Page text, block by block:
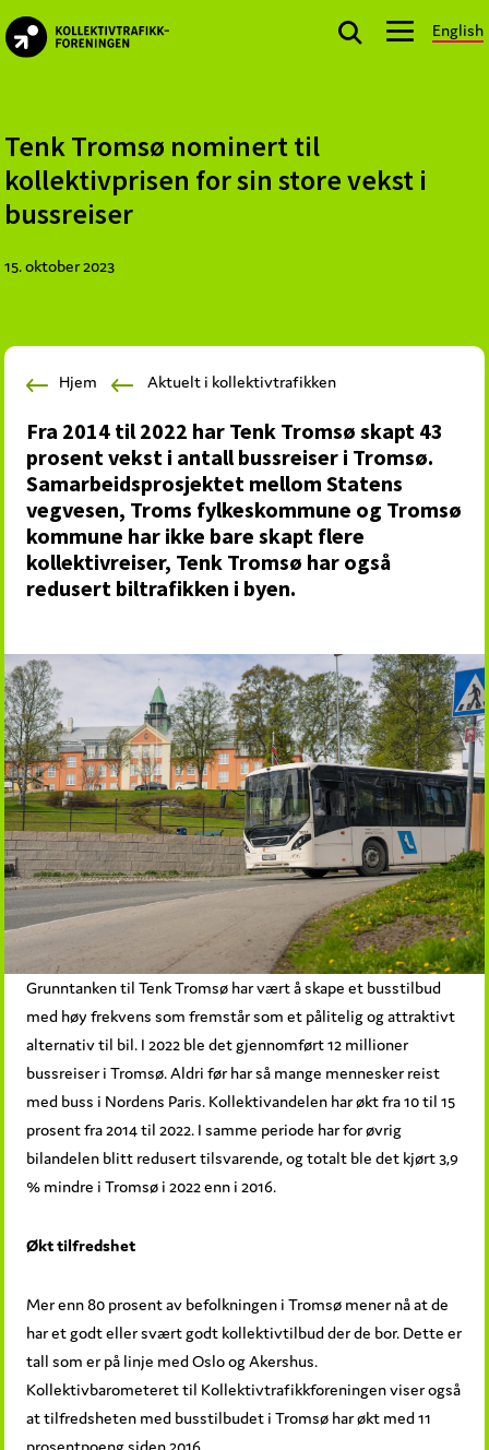
Skip
to
Skip
to
Skip
to
English
offentlige
aktører
som
kjøper
kollektivtrafikk-
Tenk Tromsø nominert til
kollektivprisen for sin store vekst i
bussreiser
15. oktober 2023
Hjem Aktuelt i kollektivtrafikken
Fra 2014 til 2022 har Tenk Tromsø skapt 43
prosent vekst i antall bussreiser i Tromsø.
Samarbeidsprosjektet mellom Statens
vegvesen, Troms fylkeskommune og Tromsø
kommune har ikke bare skapt flere
kollektivreiser, Tenk Tromsø har også
redusert biltrafikken i byen.
Grunntanken til Tenk Tromsø har vært å skape et busstilbud
med høy frekvens som fremstår som et pålitelig og attraktivt
alternativ til bil. I 2022 ble det gjennomført 12 millioner
bussreiser i Tromsø. Aldri før har så mange mennesker reist
med buss i Nordens Paris. Kollektivandelen har økt fra 10 til 15
prosent fra 2014 til 2022. I samme periode har for øvrig
bilandelen blitt redusert tilsvarende, og totalt ble det kjørt 3,9
% mindre i Tromsø i 2022 enn i 2016.
Økt tilfredshet
Mer enn 80 prosent av befolkningen i Tromsø mener nå at de
har et godt eller svært godt kollektivtilbud der de bor. Dette er
tall som er på linje med Oslo og Akershus.
Kollektivbarometeret til Kollektivtrafikkforeningen viser også
at tilfredsheten med busstilbudet i Tromsø har økt med 11